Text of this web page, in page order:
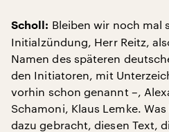
Scholl: Bleiben wir noch mal
Initialzündung, Herr Reitz,
Namen des späteren
den Initiatoren, mit
vorhin schon genannt –,
Schamoni, Klaus Lemke.
dazu gebracht, diesen Text,